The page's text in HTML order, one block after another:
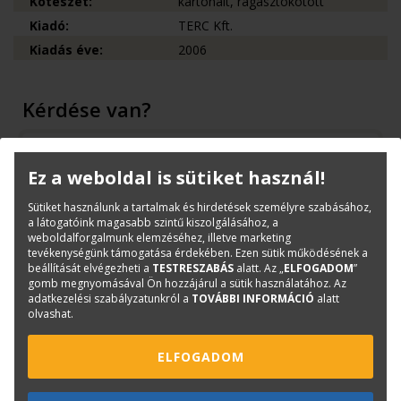
Kiadó:
TERC Kft.
Kiadás éve:
2006
Kérdése van?
Bernáth Klára
Könyvesboltvezető
+36 70 670 5194
Mások ezt is megvásárolták...
Ez a weboldal is sütiket használ!
Sütiket használunk a tartalmak és hirdetések személyre szabásához,
a látogatóink magasabb szintű kiszolgálásához, a
weboldalforgalmunk elemzéséhez, illetve marketing
tevékenységünk támogatása érdekében. Ezen sütik működésének a
beállítását elvégezheti a TESTRESZABÁS alatt. Az „ELFOGADOM”
gomb megnyomásával Ön hozzájárul a sütik használatához. Az
adatkezelési szabályzatunkról a TOVÁBBI INFORMÁCIÓ alatt
olvashat.
ELFOGADOM